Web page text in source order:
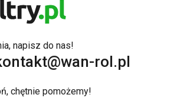
napisz do nas!
rol.pl
chętnie pomożemy!